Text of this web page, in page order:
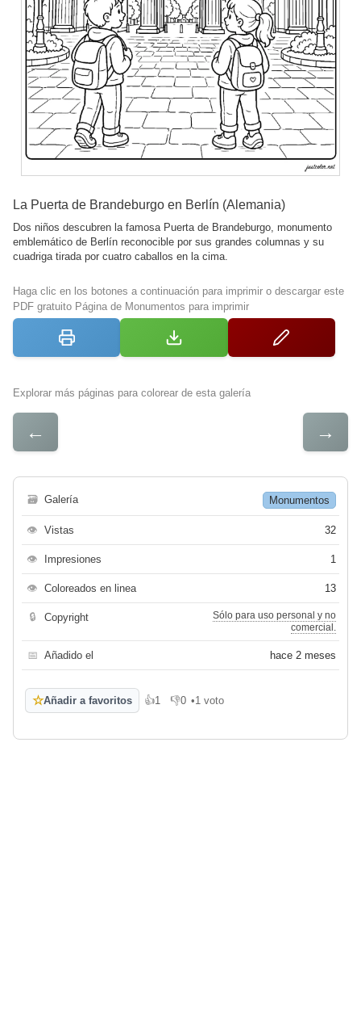
La Puerta de Brandeburgo en Berlín (Alemania)
Dos niños descubren la famosa Puerta de Brandeburgo, monumento
emblemático de Berlín reconocible por sus grandes columnas y su
cuadriga tirada por cuatro caballos en la cima.
Haga clic en los botones a continuación para imprimir o descargar este
PDF gratuito Página de Monumentos para imprimir
Explorar más páginas para colorear de esta galería
← →
🗃 Galería Monumentos
👁 Vistas 32
👁 Impresiones 1
👁 Coloreados en linea 13
🔒 Copyright
Sólo para uso personal y no
comercial.
📅 Añadido el hace 2 meses
☆Añadir a favoritos 👍1
Me gusta
👎0
No me gusta
•1 voto